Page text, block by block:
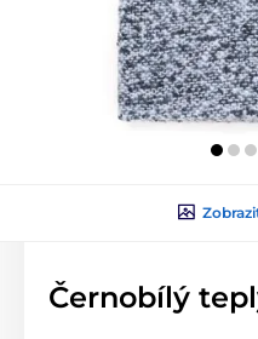
Černobílý